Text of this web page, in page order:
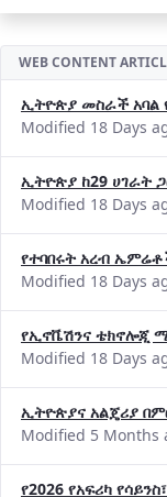
WEB CONTENT
ኢትዮጵያ መስራች አባል
Modified 18 Days
ኢትዮጵያ ከ29 ሀገራት
Modified 18 Days
የተባበሩት አረብ
Modified 18 Days
የኢኖቬሽንና ቴክኖሎጂ
Modified 18 Days
ኢትዮጵያና አልጄሪያ
Modified 5 Months
የ2026 የአፍሪካ